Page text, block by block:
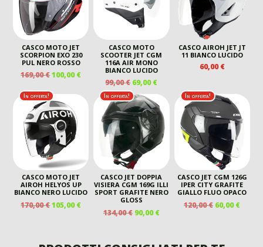
CASCO MOTO JET
SCORPION EXO 230
PUL NERO ROSSO
169,00€IL
ORIGINALE
ERA:
169,00 €.
100,00€IL
PREZZO
ATTUALE
100,00 €.
CASCO MOTO
SCOOTER JET CGM
116A AIR MONO
BIANCO LUCIDO
99,00€ IL
PREZZO
ORIGINALE
ERA:
99,00 €.
69,00€IL
PREZZO
ATTUALE
È:
69,00 €.
CASCO AIROH JET JT
11 BIANCO LUCIDO
60,00€
In offerta!
CASCO MOTO JET
AIROH HELYOS UP
BIANCO NERO LUCIDO
170,00€IL
105,00€IL
PREZZO
In offerta!
CASCO JET DOPPIA
VISIERA CGM 169G ILLI
SPORT GRAFITE NERO
GLOSS
134,00€ IL
ERA:
90,00€IL
È:
In offerta!
CASCO JET CGM 126G
IPER CITY GRAFITE
GIALLO FLUO OPACO
120,00€ IL
60,00€IL